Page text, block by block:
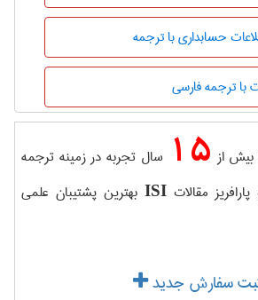
حسابداری با ترجمه
با ترجمه فارسی
بیش از 15 سال تجربه در زمینه ترجمه
مقالاتISI بهترین پشتیبان علمی
سفارش جدید